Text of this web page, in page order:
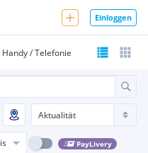
Einloggen
/ Telefonie
PayLivery